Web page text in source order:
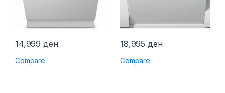
14,999 ден
Compare
18,995 ден
Compare